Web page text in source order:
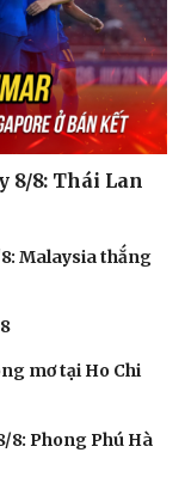
8/8: Thái Lan
Malaysia thắng
mơ tại Ho Chi
8: Phong Phú Hà